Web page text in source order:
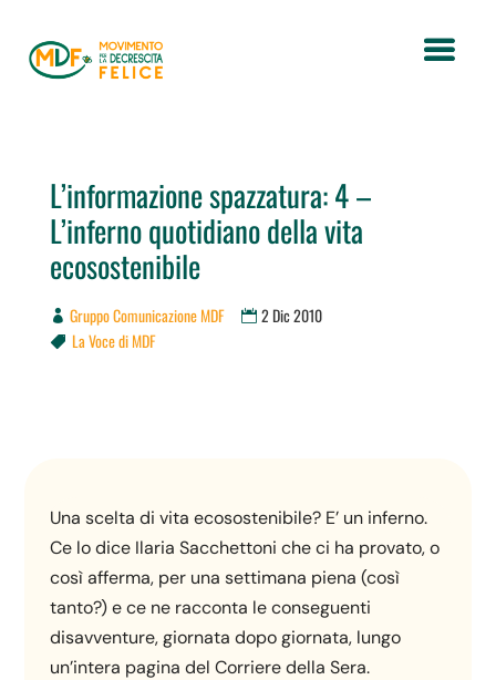
L’informazione spazzatura: 4 –
L’inferno quotidiano della vita
ecosostenibile
Gruppo Comunicazione MDF 2 Dic 2010
 La Voce di MDF
Una scelta di vita ecosostenibile? E’ un inferno.
Ce lo dice Ilaria Sacchettoni che ci ha provato, o
così afferma, per una settimana piena (così
tanto?) e ce ne racconta le conseguenti
disavventure, giornata dopo giornata, lungo
un’intera pagina del Corriere della Sera.